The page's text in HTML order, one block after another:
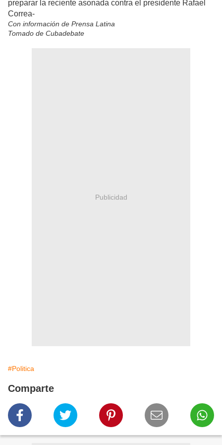
preparar la reciente asonada contra el presidente Rafael
Correa-
Con información de Prensa Latina
Tomado de Cubadebate
Publicidad
#Politica
Comparte